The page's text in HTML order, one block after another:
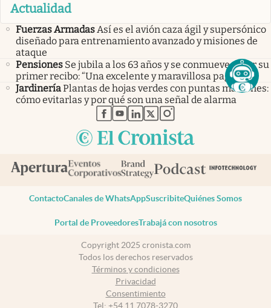
Actualidad
Fuerzas ArmadasAsí es el avión caza ágil y supersónico
diseñado para entrenamiento avanzado y misiones de
ataque
Pensiones Se jubila a los 63 años y se conmueve al ver su
primer recibo: “Una excelente y maravillosa paga”
JardineríaPlantas de hojas verdes con puntas marrones:
cómo evitarlas y por qué son una señal de alarma
abre en nueva pestaña
abre en nueva pestaña
abre en nueva pestaña
abre en nueva pestaña
abre en nueva pestaña
ContactoCanales de WhatsAppSuscribiteQuiénes Somos
Portal de ProveedoresTrabajá con nosotros
Copyright 2025 cronista.com
Todos los derechos reservados
Términos y condiciones
Privacidad
Consentimiento
Tel: +54 11 7078-3270